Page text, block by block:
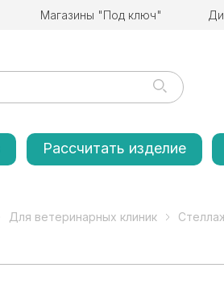
Магазины "Под ключ"
Рассчитать изделие
Для ветеринарных клиник